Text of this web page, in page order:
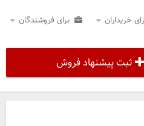
خریداران برای فروشندگان
ثبت پیشنهاد فروش